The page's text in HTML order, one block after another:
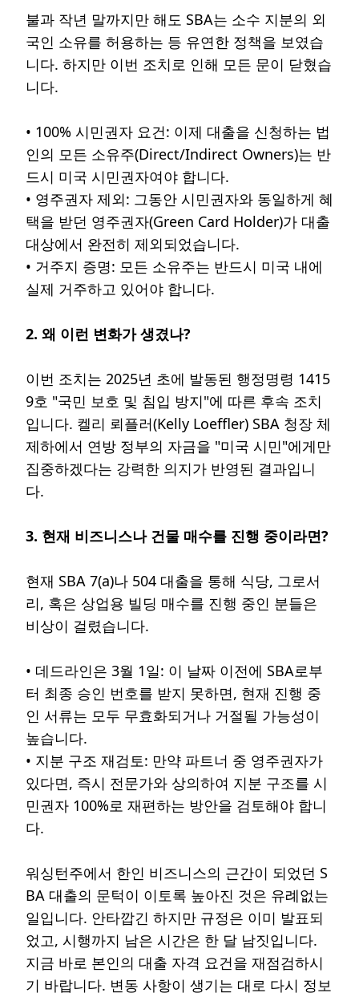
불과 작년 말까지만 해도 SBA는 소수 지분의 외
국인 소유를 허용하는 등 유연한 정책을 보였습
니다. 하지만 이번 조치로 인해 모든 문이 닫혔습
니다.
• 100% 시민권자 요건: 이제 대출을 신청하는 법
인의 모든 소유주(Direct/Indirect Owners)는 반
드시 미국 시민권자여야 합니다.
• 영주권자 제외: 그동안 시민권자와 동일하게 혜
택을 받던 영주권자(Green Card Holder)가 대출
대상에서 완전히 제외되었습니다.
• 거주지 증명: 모든 소유주는 반드시 미국 내에
실제 거주하고 있어야 합니다.
2. 왜 이런 변화가 생겼나?
이번 조치는 2025년 초에 발동된 행정명령 1415
9호 "국민 보호 및 침입 방지"에 따른 후속 조치
입니다. 켈리 뢰플러(Kelly Loeffler) SBA 청장 체
제하에서 연방 정부의 자금을 "미국 시민"에게만
집중하겠다는 강력한 의지가 반영된 결과입니
다.
3. 현재 비즈니스나 건물 매수를 진행 중이라면?
현재 SBA 7(a)나 504 대출을 통해 식당, 그로서
리, 혹은 상업용 빌딩 매수를 진행 중인 분들은
비상이 걸렸습니다.
• 데드라인은 3월 1일: 이 날짜 이전에 SBA로부
터 최종 승인 번호를 받지 못하면, 현재 진행 중
인 서류는 모두 무효화되거나 거절될 가능성이
높습니다.
• 지분 구조 재검토: 만약 파트너 중 영주권자가
있다면, 즉시 전문가와 상의하여 지분 구조를 시
민권자 100%로 재편하는 방안을 검토해야 합니
다.
워싱턴주에서 한인 비즈니스의 근간이 되었던 S
BA 대출의 문턱이 이토록 높아진 것은 유례없는
일입니다. 안타깝긴 하지만 규정은 이미 발표되
었고, 시행까지 남은 시간은 한 달 남짓입니다.
지금 바로 본인의 대출 자격 요건을 재점검하시
기 바랍니다. 변동 사항이 생기는 대로 다시 정보